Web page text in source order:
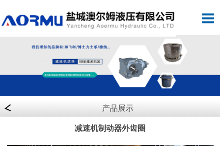
产品展示
减速机制动器外齿圈